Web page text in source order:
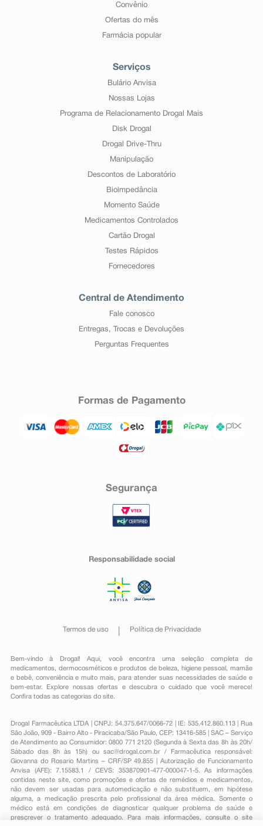
Convênio
Ofertas do mês
Farmácia popular
Serviços
Bulário Anvisa
Nossas Lojas
Programa de Relacionamento Drogal Mais
Disk Drogal
Drogal Drive-Thru
Manipulação
Descontos de Laboratório
Bioimpedância
Momento Saúde
Medicamentos Controlados
Cartão Drogal
Testes Rápidos
Fornecedores
Central de Atendimento
Fale conosco
Entregas, Trocas e Devoluções
Perguntas Frequentes
Formas de Pagamento
Segurança
Responsabilidade social
Termos de uso Política de Privacidade
Bem-vindo à Drogal! Aqui, você encontra uma seleção completa de
medicamentos , dermocosméticos e produtos de beleza, higiene pessoal ,mamãe
e bebê, conveniênciae muito mais, para atender suas necessidades de saúde e
bem-estar. Explore nossas ofertas e descubra o cuidado que você merece!
Confira todas as categorias do site.
Drogal Farmacêutica LTDA | CNPJ: 54.375.647/0066-72 | IE: 535.412.860.113 | Rua
São João, 909 - Bairro Alto - Piracicaba/São Paulo, CEP: 13416-585 | SAC – Serviço
de Atendimento ao Consumidor: 0800 771 2120 (Segunda à Sexta das 8h às 20h/
Sábado das 8h às 15h) ou sac@drogal.com.br/ Farmacêutica responsável:
Giovanna do Rosario Martins – CRF/SP 49.855 | Autorização de Funcionamento
Anvisa (AFE): 7.15583.1 / CEVS: 353870901-477-000047-1-5. As informações
contidas neste site, como promoções e ofertas de remédios e medicamentos,
não devem ser usadas para automedicação e não substituem, em hipótese
alguma, a medicação prescrita pelo profissional da área médica. Somente o
médico está em condições de diagnosticar qualquer problema de saúde e
prescrever o tratamento adequado. Para mais informações, consulte o site